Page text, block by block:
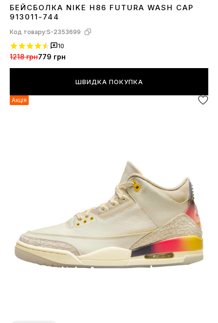
1SIZE
БЕЙСБОЛКА NIKE H86 FUTURA WASH CAP
913011-744
Код товару:S-2353699
10
1218 грн779 грн
ШВИДКА ПОКУПКА
Акція